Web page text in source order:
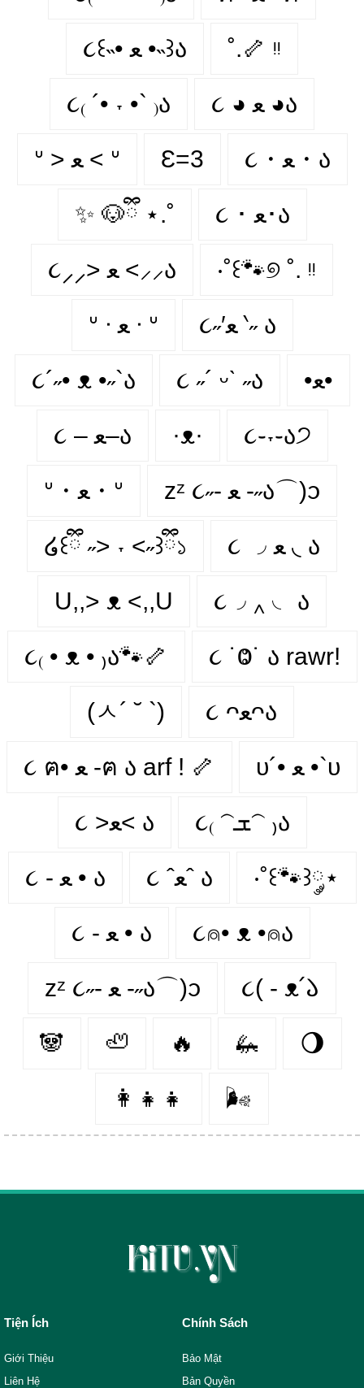
૮꒰˵• ﻌ •˵꒱ა ˚.🦴 ᵎᵎ
૮₍ ´• ˕ •` ₎ა ૮ ◕ ﻌ ◕ა
ᐡ > ﻌ < ᐡ Ɛ=3 ૮・ﻌ・ა
✨ 🐶ྀི ⋆.˚ ૮ ･ ﻌ･ა
૮⸝⸝> ﻌ <⸝⸝ა ‧˚꒰🐾୭ ˚. ᵎᵎ
ᐡ ᐧ ﻌ ᐧ ᐡ ૮˶′ﻌ ‵˶ ა
૮´˶• ᴥ •˶`ა ૮ ˶´ ᵕˋ ˶ა •ﻌ•
૮ – ﻌ–ა ·ᴥ· ૮֊˕֊ა੭
ᐡ・ﻌ・ᐡ zᶻ ૮˶- ﻌ -˶ა⌒)ᦱ
໒꒰ྀི ˶> ˕ <˶꒱ྀི১ ૮ ◞ ﻌ ◟ ა
U,,> ᴥ <,,U ૮◞ ‸ ◟ ა
૮₍ • ᴥ • ₎ა🐾🦴 ૮ ˙Ⱉ˙ ა rawr!
(ㅅ´ ˘ `) ૮ ᴖﻌᴖა
૮ ฅ• ﻌ -ฅ ა arf ! 🦴 υ´• ﻌ •`υ
૮ >ﻌ< ა ૮₍ 𝁽ܫ𝁽 ₎ა
૮ - ﻌ • ა⁩ ૮ ˆﻌˆ ა ‧˚꒰🐾꒱༘⋆
૮ - ﻌ • ა ૮⍝• ᴥ •⍝ა
zᶻ ૮˶- ﻌ -˶ა⌒)ᦱ ૮( - ᴥ՛𑁬
🐼 🦥 🔥 🦗 🌖
👩‍👧‍👧 🌬️
Tiện Ích
Giới Thiệu
Liên Hệ
Chính Sách
Bảo Mật
Bản Quyền